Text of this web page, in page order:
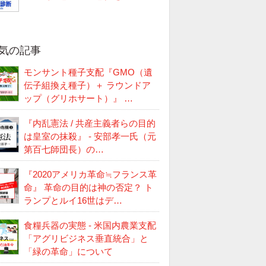
の記事
モンサント種子支配『GMO（遺
伝子組換え種子）＋ ラウンドア
ップ（グリホサート）』 …
『内乱憲法 / 共産主義者らの目的
は皇室の抹殺』 - 安部孝一氏（元
第百七師団長）の…
『2020アメリカ革命≒フランス革
命』 革命の目的は神の否定？ ト
ランプとルイ16世はデ…
食糧兵器の実態 - 米国内農業支配
「アグリビジネス垂直統合」と
「緑の革命」について